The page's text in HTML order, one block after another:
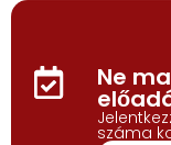
Ne
száma